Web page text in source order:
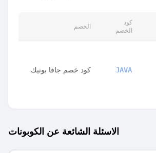
الخصم
كود
الخصم
كود خصم جافا بوتيك JAVA
الاسئلة الشائعة عن الكوبونات